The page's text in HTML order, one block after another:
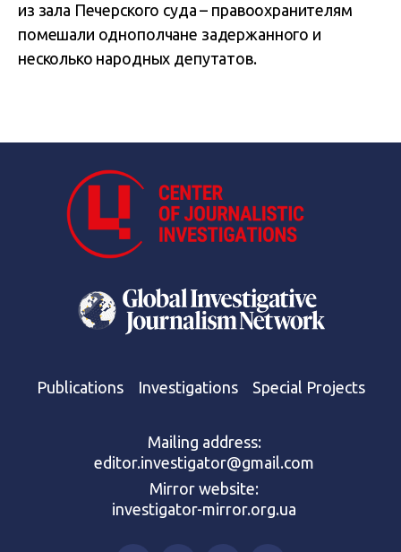
из зала Печерского суда – правоохранителям
помешали однополчане задержанного и
несколько народных депутатов.
Publications Investigations Special Projects
Mailing address:
editor.investigator@gmail.com
Mirror website:
investigator-mirror.org.ua